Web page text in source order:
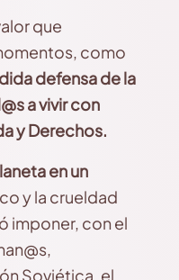
que
como
defensa de la
a vivir con
y Derechos.
en un
y la crueldad
imponer, con el
Soviética, el